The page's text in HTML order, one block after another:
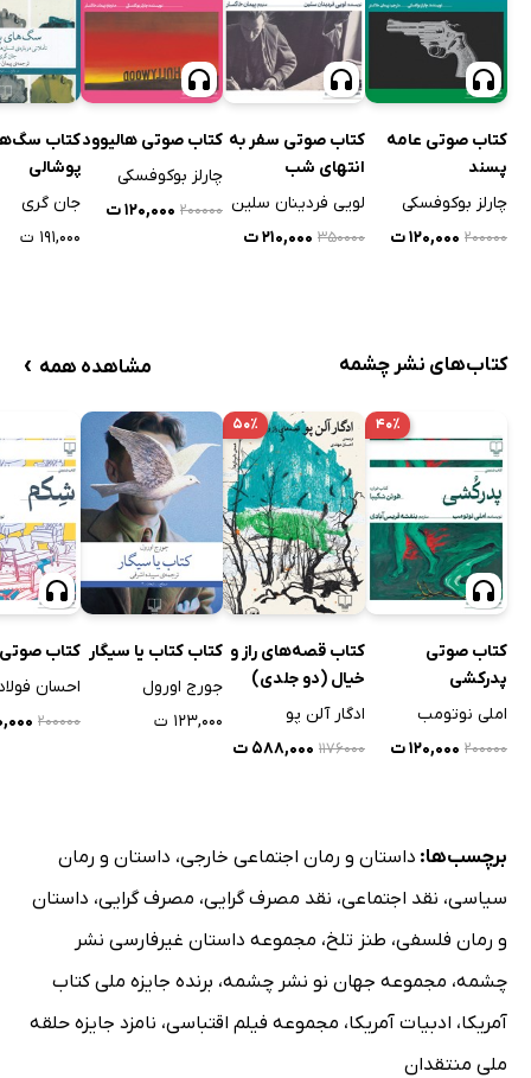
کتاب صوتی عامه
پسند
چارلز بوکوفسکی
۲۰۰۰۰۰ ۱۲۰,۰۰۰ ت
کتاب صوتی سفر به
انتهای شب
لویی فردینان سلین
۳۵۰۰۰۰ ۲۱۰,۰۰۰ ت
کتاب صوتی هالیوود
چارلز بوکوفسکی
۲۰۰۰۰۰ ۱۲۰,۰۰۰ ت
کتاب
پوشالی
جان گری
۱۹۱,۰۰۰ ت
کتاب‌های نشر چشمه مشاهده همه ›
۴۰٪
کتاب صوتی
پدرکشی
املی نوتومب
۲۰۰۰۰۰ ۱۲۰,۰۰۰ ت
۵۰٪
کتاب قصه‌های راز و
خیال (دو جلدی)
ادگار آلن پو
۱۱۷۶۰۰۰ ۵۸۸,۰۰۰ ت
کتاب کتاب یا سیگار
جورج اورول
۱۲۳,۰۰۰ ت
کتاب
احسان
۲۰۰۰۰۰
برچسب‌ها: داستان و رمان اجتماعی خارجی، داستان و رمان
سیاسی، نقد اجتماعی، نقد مصرف گرایی، مصرف گرایی، داستان
و رمان فلسفی، طنز تلخ، مجموعه داستان غیرفارسی نشر
چشمه، مجموعه جهان نو نشر چشمه، برنده جایزه ملی کتاب
آمریکا، ادبیات آمریکا، مجموعه فیلم اقتباسی، نامزد جایزه حلقه
ملی منتقدان